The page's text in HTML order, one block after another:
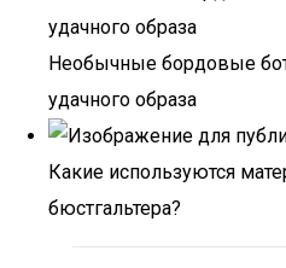
Необычные бордовые
удачного образа
Какие используются
бюстгальтера?